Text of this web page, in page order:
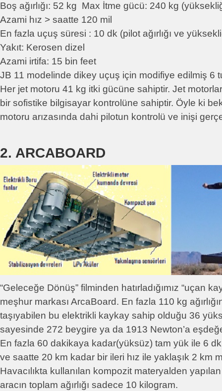
Boş ağırlığı: 52 kg Max İtme gücü: 240 kg
Azami hız > saatte 120 mil
En fazla uçuş süresi : 10 dk (pilot ağırlığı ve
Yakıt: Kerosen dizel
Azami irtifa: 15 bin feet
JB 11 modelinde dikey uçuş için modifiye edilmiş 6
Her jet motoru 41 kg itki gücüne sahiptir. Jet
bir sofistike bilgisayar kontrolüne sahiptir. Öyle ki
motoru arızasında dahi pilotun kontrolü ve inişi
2. ARCABOARD
“Geleceğe Dönüş” filminden hatırladığımız “uçan
meşhur markası ArcaBoard. En fazla 110 kg
taşıyabilen bu elektrikli kaykay sahip olduğu 36
sayesinde 272 beygire ya da 1913 Newton’a
En fazla 60 dakikaya kadar(yüksüz) tam yük ile 6
ve saatte 20 km kadar bir ileri hız ile yaklaşık 2 km
Havacılıkta kullanılan kompozit materyalden
aracın toplam ağırlığı sadece 10 kilogram.